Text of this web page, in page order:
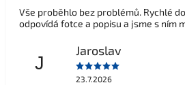
Vše proběhlo bez problémů. Rychlé
odpovídá fotce a popisu a jsme s ním
J
Jaroslav
23.7.2026